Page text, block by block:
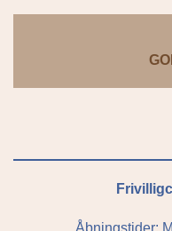
Åbningstider: